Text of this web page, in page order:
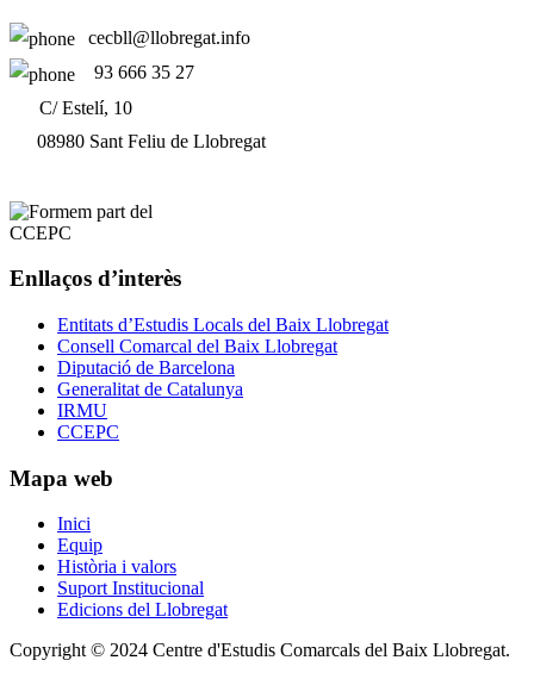
cecbll@llobregat.info
93 666 35 27
C/ Estelí, 10
08980 Sant Feliu de Llobregat
Enllaços d’interès
Entitats d’Estudis Locals del Baix Llobregat
Consell Comarcal del Baix Llobregat
Diputació de Barcelona
Generalitat de Catalunya
IRMU
CCEPC
Mapa web
Inici
Equip
Història i valors
Suport Institucional
Edicions del Llobregat
Copyright © 2024 Centre d'Estudis Comarcals del Baix Llobregat.